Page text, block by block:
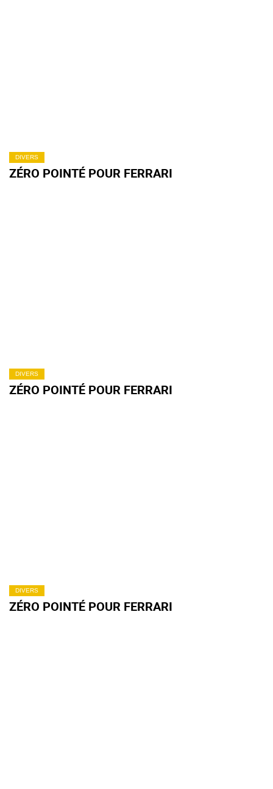
DIVERS
ZÉRO POINTÉ POUR FERRARI
DIVERS
ZÉRO POINTÉ POUR FERRARI
DIVERS
ZÉRO POINTÉ POUR FERRARI